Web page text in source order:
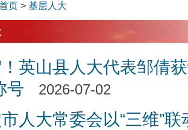
页 > 基层人大
英山县人大代表邹倩
号
2026-07-02
人大常委会以“三维”